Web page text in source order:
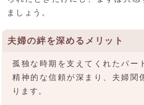
ましょう。
夫婦の絆を深めるメリット
孤独な時期を支えてくれたパー
精神的な信頼が深まり、夫婦関
ります。